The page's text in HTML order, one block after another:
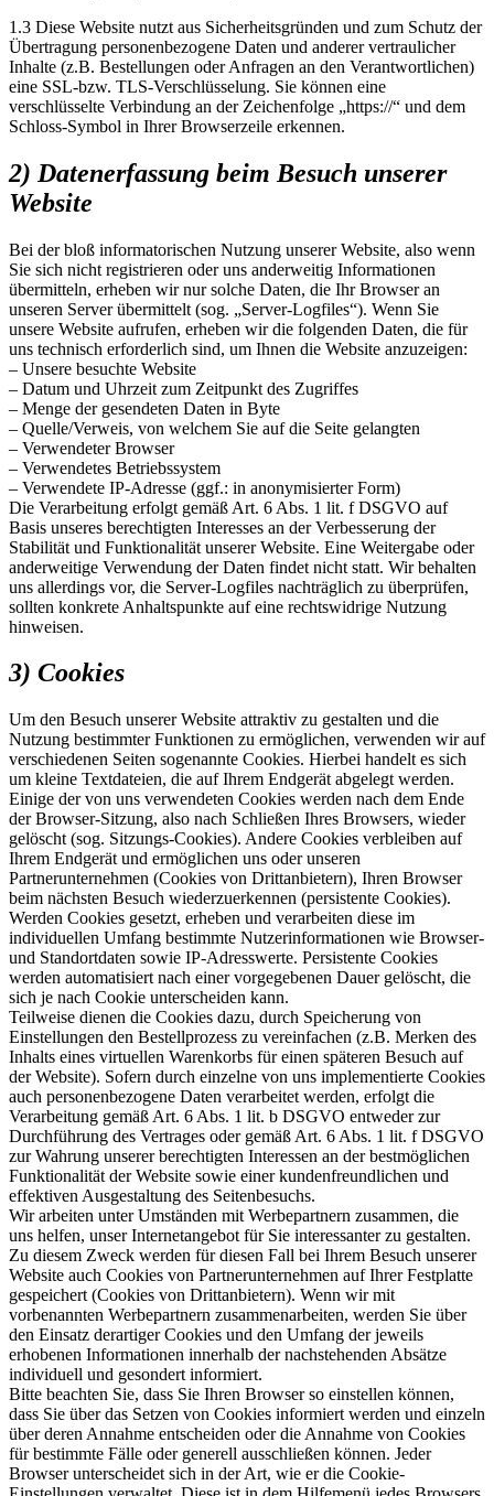
1.3 Diese Website nutzt aus Sicherheitsgründen und zum Schutz der
Übertragung personenbezogene Daten und anderer vertraulicher
Inhalte (z.B. Bestellungen oder Anfragen an den Verantwortlichen)
eine SSL-bzw. TLS-Verschlüsselung. Sie können eine
verschlüsselte Verbindung an der Zeichenfolge „https://“ und dem
Schloss-Symbol in Ihrer Browserzeile erkennen.
2) Datenerfassung beim Besuch unserer
Website
Bei der bloß informatorischen Nutzung unserer Website, also wenn
Sie sich nicht registrieren oder uns anderweitig Informationen
übermitteln, erheben wir nur solche Daten, die Ihr Browser an
unseren Server übermittelt (sog. „Server-Logfiles“). Wenn Sie
unsere Website aufrufen, erheben wir die folgenden Daten, die für
uns technisch erforderlich sind, um Ihnen die Website anzuzeigen:
– Unsere besuchte Website
– Datum und Uhrzeit zum Zeitpunkt des Zugriffes
– Menge der gesendeten Daten in Byte
– Quelle/Verweis, von welchem Sie auf die Seite gelangten
– Verwendeter Browser
– Verwendetes Betriebssystem
– Verwendete IP-Adresse (ggf.: in anonymisierter Form)
Die Verarbeitung erfolgt gemäß Art. 6 Abs. 1 lit. f DSGVO auf
Basis unseres berechtigten Interesses an der Verbesserung der
Stabilität und Funktionalität unserer Website. Eine Weitergabe oder
anderweitige Verwendung der Daten findet nicht statt. Wir behalten
uns allerdings vor, die Server-Logfiles nachträglich zu überprüfen,
sollten konkrete Anhaltspunkte auf eine rechtswidrige Nutzung
hinweisen.
3) Cookies
Um den Besuch unserer Website attraktiv zu gestalten und die
Nutzung bestimmter Funktionen zu ermöglichen, verwenden wir auf
verschiedenen Seiten sogenannte Cookies. Hierbei handelt es sich
um kleine Textdateien, die auf Ihrem Endgerät abgelegt werden.
Einige der von uns verwendeten Cookies werden nach dem Ende
der Browser-Sitzung, also nach Schließen Ihres Browsers, wieder
gelöscht (sog. Sitzungs-Cookies). Andere Cookies verbleiben auf
Ihrem Endgerät und ermöglichen uns oder unseren
Partnerunternehmen (Cookies von Drittanbietern), Ihren Browser
beim nächsten Besuch wiederzuerkennen (persistente Cookies).
Werden Cookies gesetzt, erheben und verarbeiten diese im
individuellen Umfang bestimmte Nutzerinformationen wie Browser-
und Standortdaten sowie IP-Adresswerte. Persistente Cookies
werden automatisiert nach einer vorgegebenen Dauer gelöscht, die
sich je nach Cookie unterscheiden kann.
Teilweise dienen die Cookies dazu, durch Speicherung von
Einstellungen den Bestellprozess zu vereinfachen (z.B. Merken des
Inhalts eines virtuellen Warenkorbs für einen späteren Besuch auf
der Website). Sofern durch einzelne von uns implementierte Cookies
auch personenbezogene Daten verarbeitet werden, erfolgt die
Verarbeitung gemäß Art. 6 Abs. 1 lit. b DSGVO entweder zur
Durchführung des Vertrages oder gemäß Art. 6 Abs. 1 lit. f DSGVO
zur Wahrung unserer berechtigten Interessen an der bestmöglichen
Funktionalität der Website sowie einer kundenfreundlichen und
effektiven Ausgestaltung des Seitenbesuchs.
Wir arbeiten unter Umständen mit Werbepartnern zusammen, die
uns helfen, unser Internetangebot für Sie interessanter zu gestalten.
Zu diesem Zweck werden für diesen Fall bei Ihrem Besuch unserer
Website auch Cookies von Partnerunternehmen auf Ihrer Festplatte
gespeichert (Cookies von Drittanbietern). Wenn wir mit
vorbenannten Werbepartnern zusammenarbeiten, werden Sie über
den Einsatz derartiger Cookies und den Umfang der jeweils
erhobenen Informationen innerhalb der nachstehenden Absätze
individuell und gesondert informiert.
Bitte beachten Sie, dass Sie Ihren Browser so einstellen können,
dass Sie über das Setzen von Cookies informiert werden und einzeln
über deren Annahme entscheiden oder die Annahme von Cookies
für bestimmte Fälle oder generell ausschließen können. Jeder
Browser unterscheidet sich in der Art, wie er die Cookie-